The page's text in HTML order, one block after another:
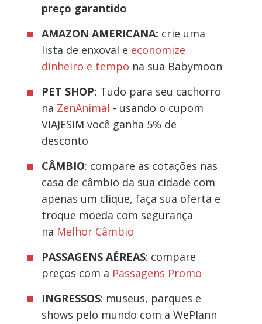
preço garantido
AMAZON AMERICANA: crie uma
lista de enxoval e economize
dinheiro e tempo na sua Babymoon
PET SHOP: Tudo para seu cachorro
na ZenAnimal - usando o cupom
VIAJESIM você ganha 5% de
desconto
CÂMBIO: compare as cotações nas
casa de câmbio da sua cidade com
apenas um clique, faça sua oferta e
troque moeda com segurança
na Melhor Câmbio
PASSAGENS AÉREAS: compare
preços com a Passagens Promo
INGRESSOS: museus, parques e
shows pelo mundo com a WePlann